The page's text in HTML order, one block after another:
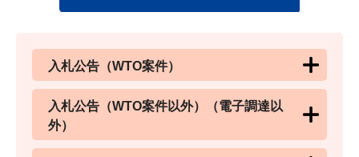
入札公告（WTO案件）
入札公告（WTO案件以外）（電子調達以
外）